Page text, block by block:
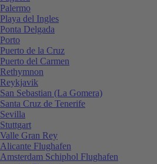
Palermo
Playa del Ingles
Ponta Delgada
Porto
Puerto de la Cruz
Puerto del Carmen
Rethymnon
Reykjavik
San Sebastian (La Gomera)
Santa Cruz de Tenerife
Sevilla
Stuttgart
Valle Gran Rey
Alicante Flughafen
Amsterdam Schiphol Flughafen